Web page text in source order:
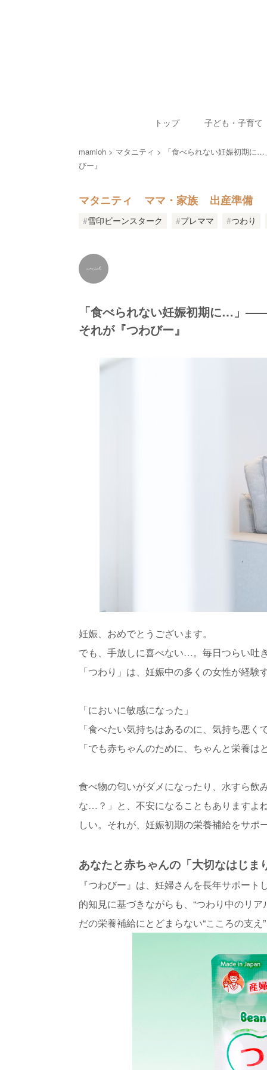
トップ 子ども・子育て
mamioh マタニティ
「食べられない妊娠初期に
びー』
マタニティ ママ・家族 出産準備
雪印ビーンスターク プレママ つわり
「食べられない妊娠初期に…」
それが『つわびー』
妊娠、おめでとうございます。
でも、手放しに喜べない…。毎日つらい
「つわり」は、妊娠中の多くの女性が経
「においに敏感になった」
「食べたい気持ちはあるのに、気持ち悪く
「でも赤ちゃんのために、ちゃんと栄養
食べ物の匂いがダメになったり、水すら飲
な…？」と、不安になることもありますよ
しい。それが、妊娠初期の栄養補給をサポ
あなたと赤ちゃんの「大切なはじま
『つわびー』は、妊婦さんを長年サポート
的知見に基づきながらも、“つわり中のリ
だの栄養補給にとどまらない“こころの支